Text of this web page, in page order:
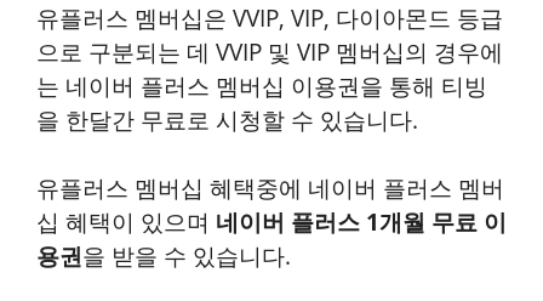
유플러스 멤버십은 VVIP, VIP, 다이아몬드 등급
으로 구분되는 데 VVIP 및 VIP 멤버십의 경우에
는 네이버 플러스 멤버십 이용권을 통해 티빙
을 한달간 무료로 시청할 수 있습니다.
유플러스 멤버십 혜택중에 네이버 플러스 멤버
십 혜택이 있으며 네이버 플러스 1개월 무료 이
용권을 받을 수 있습니다.